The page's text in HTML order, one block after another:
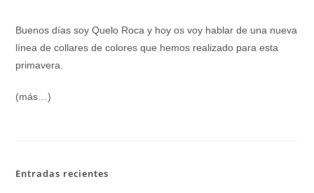
Buenos días soy Quelo Roca y hoy os voy hablar de una nueva
línea de collares de colores que hemos realizado para esta
primavera.
(más…)
Entradas recientes